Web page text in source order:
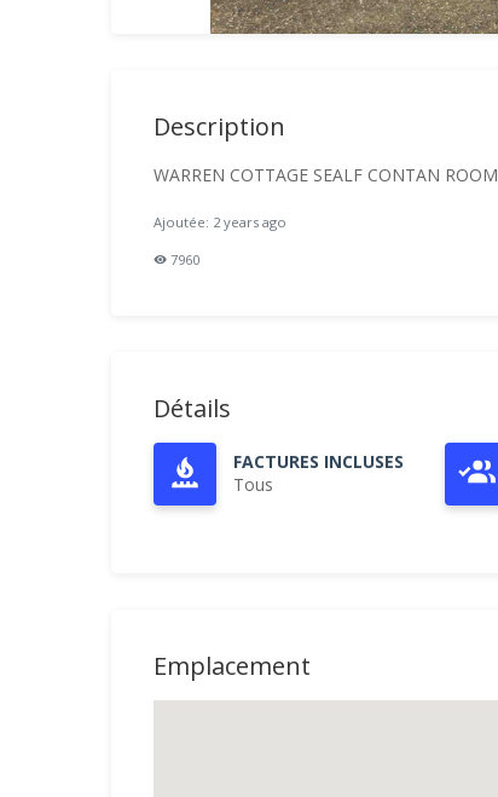
Description
WARREN COTTAGE SEALF CONTAN ROOM
Ajoutée: 2 years ago
7960
Détails
FACTURES INCLUSES
Tous
Emplacement